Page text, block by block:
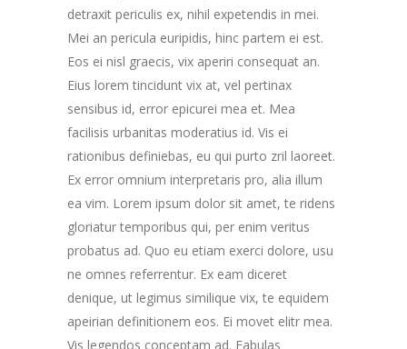
detraxit periculis ex, nihil expetendis in mei.
Mei an pericula euripidis, hinc partem ei est.
Eos ei nisl graecis, vix aperiri consequat an.
Eius lorem tincidunt vix at, vel pertinax
sensibus id, error epicurei mea et. Mea
facilisis urbanitas moderatius id. Vis ei
rationibus definiebas, eu qui purto zril laoreet.
Ex error omnium interpretaris pro, alia illum
ea vim. Lorem ipsum dolor sit amet, te ridens
gloriatur temporibus qui, per enim veritus
probatus ad. Quo eu etiam exerci dolore, usu
ne omnes referrentur. Ex eam diceret
denique, ut legimus similique vix, te equidem
apeirian definitionem eos. Ei movet elitr mea.
Vis legendos conceptam ad. Fabulas